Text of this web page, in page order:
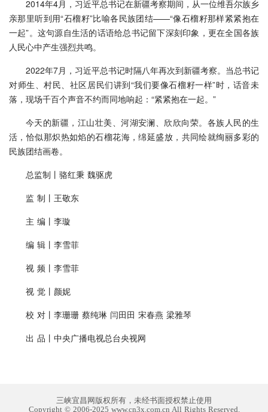
2014年4月，习近平总书记在新疆考察期间，从一位维吾尔族乡
亲那里听到用“石榴籽”比喻各民族团结——“像石榴籽那样紧紧抱在
一起”。这句源自生活的话语给总书记留下深刻印象，更在全国各族
人民心中产生强烈共鸣。
2022年7月，习近平总书记时隔八年再次到新疆考察。当总书记
对师生、村民、社区居民们讲到“我们要像石榴籽一样”时，话音未
落，现场千百个声音不约而同地响起：“紧紧抱在一起。”
今天的新疆，江山壮美、河湖安澜、欣欣向荣。各族人民的生
活，恰似那炽热如焰的石榴花海，绵延盛放，共同绘就绚丽多彩的
民族团结画卷。
总监制丨骆红秉 魏驱虎
监 制丨王敬东
主 编丨李璇
编 辑丨李雪菲
视 频丨李雪菲
视 觉丨颜妮
校 对丨李珊珊 蔡纯琳 闫田田 宋春燕 梁雅琴
出 品丨中央广播电视总台央视网
三峡宜昌网版权所有，未经书面授权禁止使用
Copyright © 2006-2025 www.cn3x.com.cn All Rights Reserved.